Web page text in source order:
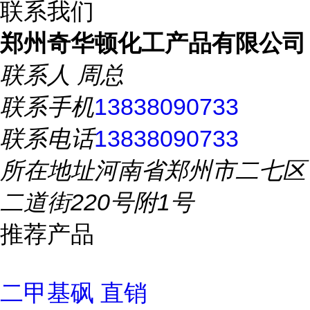
联系我们
郑州奇华顿化工产品有限公司
联系人 周总
联系手机13838090733
联系电话13838090733
所在地址河南省郑州市二七区
二道街220号附1号
推荐产品
二甲基砜 直销